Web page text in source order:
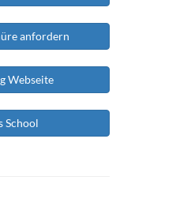
anfordern
Webseite
School